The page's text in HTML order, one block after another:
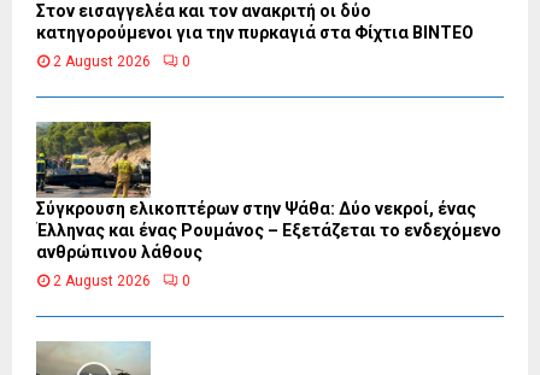
Στον εισαγγελέα και τον ανακριτή οι δύο
κατηγορούμενοι για την πυρκαγιά στα Φίχτια ΒΙΝΤΕΟ
2 August 2026 0
Σύγκρουση ελικοπτέρων στην Ψάθα: Δύο νεκροί, ένας
Έλληνας και ένας Ρουμάνος – Εξετάζεται το ενδεχόμενο
ανθρώπινου λάθους
2 August 2026 0